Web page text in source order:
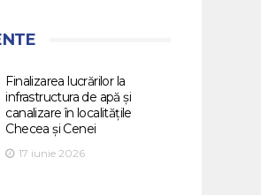
Finalizarea lucrărilor la
infrastructura de apă și
canalizare în localitățile
Checea și Cenei
17 iunie 2026